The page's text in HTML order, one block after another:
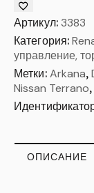
Артикул: 3383
Категория:
управление,
Метки: Arkana,
Nissan Terrano,
ОПИСАНИЕ